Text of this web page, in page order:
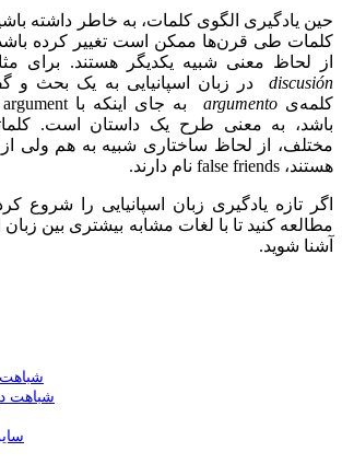
حین یادگیری الگوی کلمات، به خاطر داشته
کلمات طی قرن‌ها ممکن است تغییر کرده
از لحاظ معنی شبیه یکدیگر هستند. برای
discusión در زبان اسپانیایی به یک بحث و
کلمه‌یargumento
باشد، به معنی طرح یک داستان است.
مختلف، از لحاظ ساختاری شبیه به هم ولی
هستند، false friends نام دارند.
اگر تازه یادگیری زبان اسپانیایی را شروع
مطالعه کنید تا با لغات مشابه بیشتری بین زبان
آشنا شوید.
شباهت
شباهت